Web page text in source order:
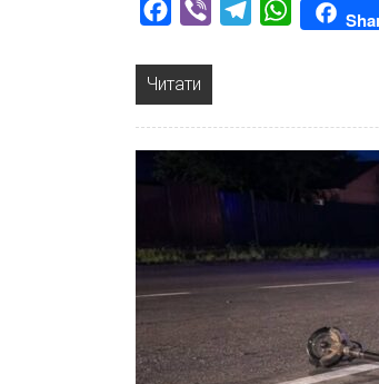
Facebook
Viber TelegramWhatsApp
Читати